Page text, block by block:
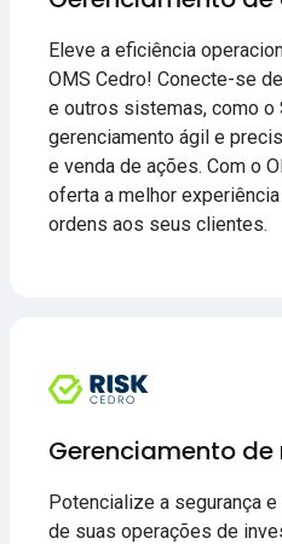
Eleve a eficiência
OMS Cedro! Conecte-se
e outros sistemas, como o
gerenciamento ágil e
e venda de ações. Com o
oferta a melhor
ordens aos seus clientes.
Gerenciamento de
Potencialize a segurança
de suas operações de